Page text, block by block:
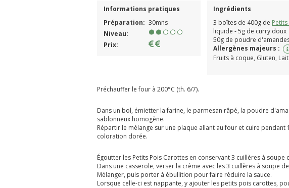
Informations pratiques
Préparation: 30mns
Niveau:
Prix:
Ingrédients
3 boîtes de 400g de
liquide - 5g de curry
50g de poudre
Allergènes majeurs :
Fruits à coque, Gluten,
Préchauffer le four à 200°C (th. 6/7).
Dans un bol, émietter la farine, le parmesan râpé, la poudre
sablonneux homogène.
Répartir le mélange sur une plaque allant au four et cuire pendant
coloration dorée.
Égoutter les Petits Pois Carottes en conservant 3 cuillères à soupe
Dans une casserole, verser la crème avec les 3 cuillères à soupe
Mélanger, puis porter à ébullition pour faire réduire la sauce.
Lorsque celle-ci est nappante, y ajouter les petits pois carottes,